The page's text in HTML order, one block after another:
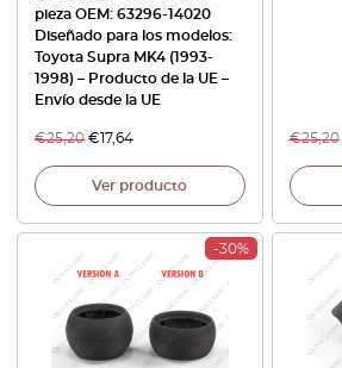
pieza OEM: 63296-14020
Diseñado para los modelos:
Toyota Supra MK4 (1993-
1998) – Producto de la UE –
Envío desde la UE
€25,20 €17,64
Ver producto
€25,20
-30%